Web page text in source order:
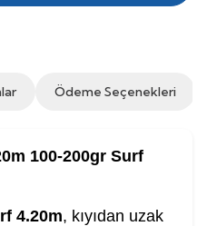
Ödeme Seçenekleri
100-200gr Surf
4.20m, kıyıdan uzak